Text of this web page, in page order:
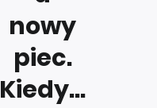
nowy
piec.
Kiedy...